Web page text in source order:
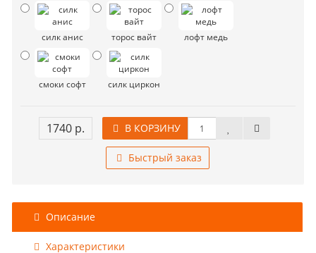
силк анис торос вайт лофт медь
смоки софт силк циркон
1740 р. В КОРЗИНУ
Быстрый заказ
Описание
Характеристики